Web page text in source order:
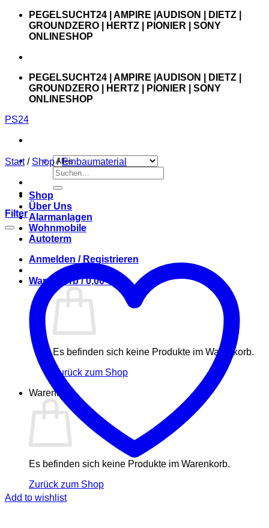
Zum
springen
PEGELSUCHT24 | AMPIRE |AUDISON | DIETZ |
GROUNDZERO | HERTZ | PIONIER | SONY
ONLINESHOP
PEGELSUCHT24 | AMPIRE |AUDISON | DIETZ |
GROUNDZERO | HERTZ | PIONIER | SONY
ONLINESHOP
PS24
Suchen
nach:
Shop
Über Uns
Alarmanlagen
Wohnmobile
Autoterm
Anmelden / Registrieren
Warenkorb /0,00€
Es befinden sich keine Produkte im Warenkorb.
Zurück zum Shop
Warenkorb
Es befinden sich keine Produkte im Warenkorb.
Zurück zum Shop
Start / Shop / Einbaumaterial
Filter
Add to wishlist